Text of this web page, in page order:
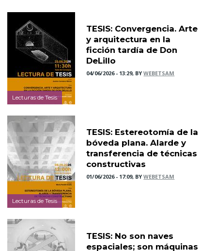
Lecturas de Tesis
TESIS: Convergencia. Arte
y arquitectura en la
ficción tardía de Don
DeLillo
04/06/2026 - 13:29, BYWEBETSAM
Lecturas de Tesis
TESIS: Estereotomía de la
bóveda plana. Alarde y
transferencia de técnicas
constructivas
01/06/2026 - 17:09, BYWEBETSAM
TESIS: No son naves
espaciales; son máquinas